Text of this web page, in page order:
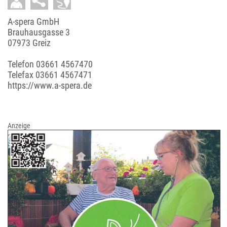
A-spera GmbH
Brauhausgasse 3
07973 Greiz
Telefon 03661 4567470
Telefax 03661 4567471
https://www.a-spera.de
Anzeige